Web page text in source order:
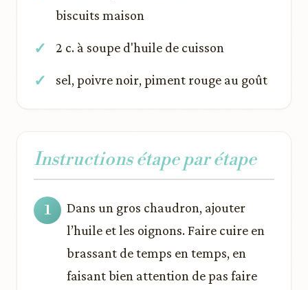
biscuits maison
2 c. à soupe d'huile de cuisson
sel, poivre noir, piment rouge au goût
Instructions étape par étape
Dans un gros chaudron, ajouter
l’huile et les oignons. Faire cuire en
brassant de temps en temps, en
faisant bien attention de pas faire